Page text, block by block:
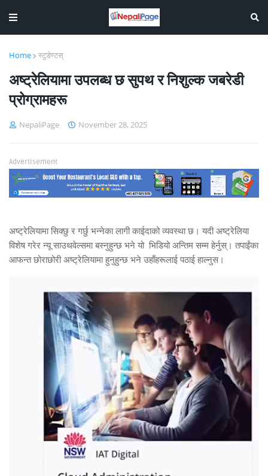
Home स्टुडेण्टस्
अष्ट्रेलियामा उपलब्ध छ सुपथ र निशुल्क जबरेडी
प्रोग्रामहरू
NepaliPage November 28, 2025
Advertisement
अष्ट्रेलियामा सिक्छु र गर्छु भन्नेका लागी काईदाको व्यवस्था छ। यदी अष्ट्रेलिया
विशेष गरेर न्यू साउथवेल्समा बस्नुहुन्छ भने यो भिडियो अन्तिम सम्म हेर्नुस्। तपाईंका
आफन्त छोराछोरी अष्ट्रेलियामा हुनुहुन्छ भने उहाँहरूलाई पठाई हाल्नुस।